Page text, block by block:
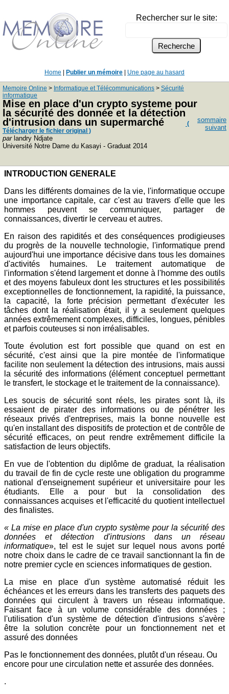
Rechercher sur le site:
Home Publier un mémoire Une page au hasard
Memoire Online > Informatique et Télécommunications > Sécurité
informatique
Mise en place d'un crypto systeme pour
la sécurité des donnée et la détection
d'intrusion dans un supermarché
(
Télécharger le fichier original )
parlandry Ndjate
Université Notre Dame du Kasayi - Graduat 2014
sommaire
suivant
INTRODUCTION GENERALE
Dans les différents domaines de la vie, l'informatique occupe
une importance capitale, car c'est au travers d'elle que les
hommes peuvent se communiquer, partager de
connaissances, divertir le cerveau et autres.
En raison des rapidités et des conséquences prodigieuses
du progrès de la nouvelle technologie, l'informatique prend
aujourd'hui une importance décisive dans tous les domaines
d'activités humaines. Le traitement automatique de
l'information s'étend largement et donne à l'homme des outils
et des moyens fabuleux dont les structures et les possibilités
exceptionnelles de fonctionnement, la rapidité, la puissance,
la capacité, la forte précision permettant d'exécuter les
tâches dont la réalisation était, il y a seulement quelques
années extrêmement complexes, difficiles, longues, pénibles
et parfois couteuses si non irréalisables.
Toute évolution est fort possible que quand on est en
sécurité, c'est ainsi que la pire montée de l'informatique
facilite non seulement la détection des intrusions, mais aussi
la sécurité des informations (élément conceptuel permettant
le transfert, le stockage et le traitement de la connaissance).
Les soucis de sécurité sont réels, les pirates sont là, ils
essaient de pirater des informations ou de pénétrer les
réseaux privés d'entreprises, mais la bonne nouvelle est
qu'en installant des dispositifs de protection et de contrôle de
sécurité efficaces, on peut rendre extrêmement difficile la
satisfaction de leurs objectifs.
En vue de l'obtention du diplôme de graduat, la réalisation
du travail de fin de cycle reste une obligation du programme
national d'enseignement supérieur et universitaire pour les
étudiants. Elle a pour but la consolidation des
connaissances acquises et l'efficacité du quotient intellectuel
des finalistes.
« La mise en place d'un crypto système pour la sécurité des
données et détection d'intrusions dans un réseau
informatique», tel est le sujet sur lequel nous avons porté
notre choix dans le cadre de ce travail sanctionnant la fin de
notre premier cycle en sciences informatiques de gestion.
La mise en place d'un système automatisé réduit les
échéances et les erreurs dans les transferts des paquets des
données qui circulent à travers un réseau informatique.
Faisant face à un volume considérable des données ;
l'utilisation d'un système de détection d'intrusions s'avère
être la solution concrète pour un fonctionnement net et
assuré des données
Pas le fonctionnement des données, plutôt d'un réseau. Ou
encore pour une circulation nette et assurée des données.
.